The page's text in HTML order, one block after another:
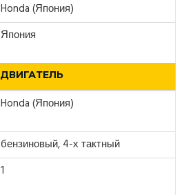
Honda (Япония)
Япония
ДВИГАТЕЛЬ
Honda (Япония)
бензиновый, 4-х тактный
1